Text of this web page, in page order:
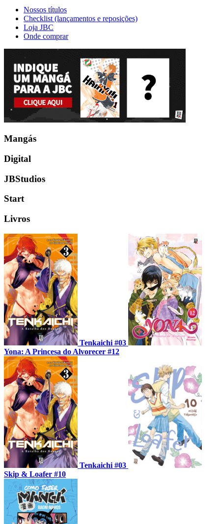
Nossos títulos
Checklist (lançamentos e reposições)
Loja JBC
Onde comprar
Mangás
Digital
JBStudios
Start
Livros
Tenkaichi #03
Yona: A Princesa do Alvorecer #12
Tenkaichi #03
Skip & Loafer #10